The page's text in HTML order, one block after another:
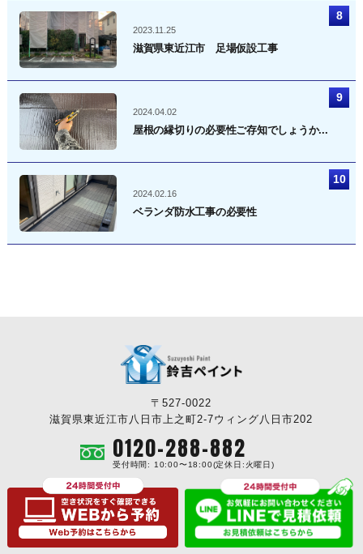
2023.11.25
滋賀県東近江市 足場仮設工事
2024.04.02
屋根の縁切りの必要性ご存知でしょうか...
2024.02.16
ベランダ防水工事の必要性
〒527-0022
滋賀県東近江市八日市上之町2-7ウィング八日市202
0120-288-882
受付時間: 10:00〜18:00(定休日:火曜日)